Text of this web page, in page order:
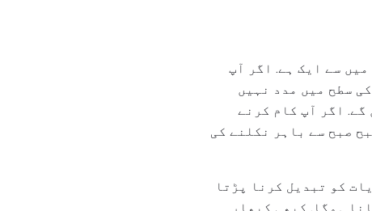
سے ایک ہے. اگر آپ
سطح میں مدد نہیں
گے. اگر آپ کام کرنے
صبح سے باہر نکلنے کی
کو تبدیل کرنا پڑتا
ہوگا. کبھی کبھار